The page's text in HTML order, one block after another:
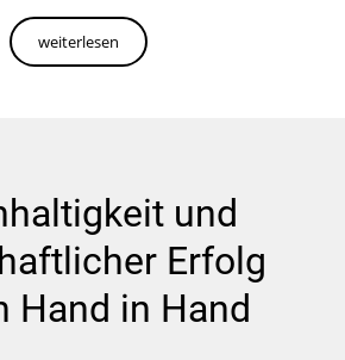
weiterlesen
und
Erfolg
Hand in Hand